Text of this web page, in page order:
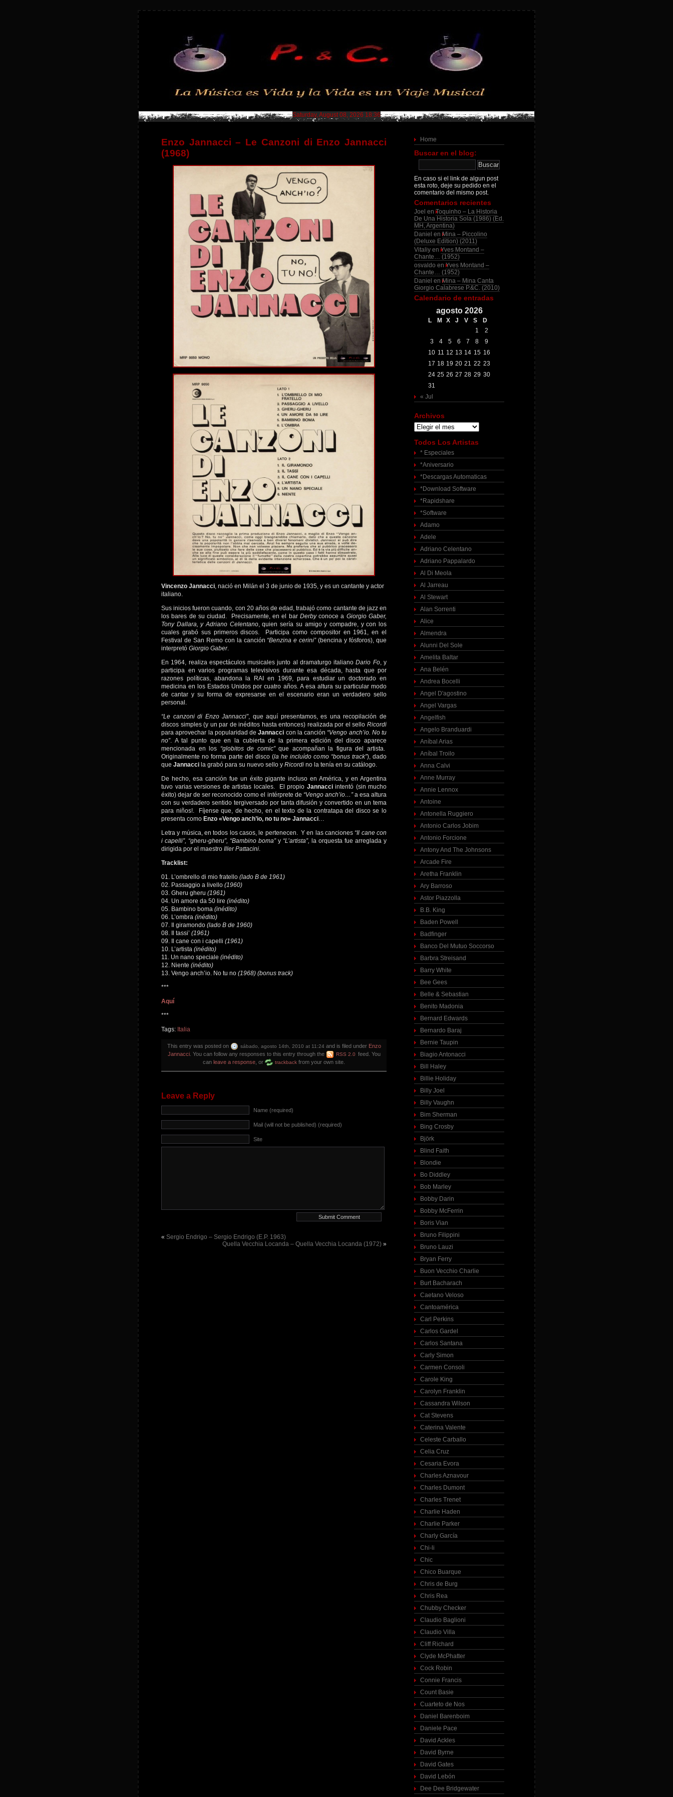
Saturday, August 08, 2026 18:36
Enzo Jannacci – Le Canzoni di Enzo Jannacci
(1968)
Vincenzo Jannacci, nació en Milán el 3 de junio de 1935, y es un cantante y actor
italiano.
Sus inicios fueron cuando, con 20 años de edad, trabajó como cantante de jazz en
los bares de su ciudad. Precisamente, en el bar Derbyconoce a Giorgio Gaber,
Tony Dallara, y Adriano Celentano, quien sería su amigo y compadre, y con los
cuales grabó sus primeros discos. Participa como compositor en 1961, en el
Festival de San Remo con la canción “Benzina e cerini”(bencina y fósforos), que
interpretó Giorgio Gaber.
En 1964, realiza espectáculos musicales junto al dramaturgo italianoDario Fo, y
participa en varios programas televisivos durante esa década, hasta que por
razones políticas, abandona la RAI en 1969, para estudiar un doctorado en
medicina en los Estados Unidos por cuatro años. A esa altura su particular modo
de cantar y su forma de expresarse en el escenario eran un verdadero sello
personal.
“Le canzoni di Enzo Jannacci”, que aquí presentamos, es una recopilación de
discos simples (y un par de inéditos hasta entonces) realizada por el sello Ricordi
para aprovechar la popularidad deJannacci con la canción “Vengo anch’io. No tu
no”. A tal punto que en la cubierta de la primera edición del disco aparece
mencionada en los “globitos de comic”que acompañan la figura del artista.
Originalmente no forma parte del disco (la he incluído como “bonus track”), dado
que Jannacci la grabó para su nuevo sello y Ricordi no la tenía en su catálogo.
De hecho, esa canción fue un éxito gigante incluso en América, y en Argentina
tuvo varias versiones de artistas locales. El propio Jannacciintentó (sin mucho
éxito) dejar de ser reconocido como el intérprete de “Vengo anch’io…”a esa altura
con su verdadero sentido tergiversado por tanta difusión y convertido en un tema
para niños!. Fíjense que, de hecho, en el texto de la contratapa del disco se lo
presenta como Enzo «Vengo anch’io, no tu no» Jannacci…
Letra y música, en todos los casos, le pertenecen. Y en las canciones “Il cane con
i capelli”, “gheru-gheru”, “Bambino boma”y “L’artista”, la orquesta fue arreglada y
dirigida por el maestro Iller Pattacini.
Tracklist:
01. L’ombrello di mio fratello (lado B de 1961)
02. Passaggio a livello (1960)
03. Gheru gheru (1961)
04. Un amore da 50 lire (inédito)
05. Bambino boma (inédito)
06. L’ombra (inédito)
07. Il giramondo (lado B de 1960)
08. Il tassi’ (1961)
09. Il cane con i capelli (1961)
10. L’artista (inédito)
11. Un nano speciale (inédito)
12. Niente (inédito)
13. Vengo anch’io. No tu no (1968) (bonus track)
***
Aquí
***
Tags: Italia
This entry was posted on sábado, agosto 14th, 2010 at 11:24 and is filed under Enzo
Jannacci. You can follow any responses to this entry through the RSS 2.0 feed. You
can leave a response , or trackback from your own site.
Leave a Reply
Name (required)
Mail (will not be published) (required)
Site
« Sergio Endrigo – Sergio Endrigo (E.P. 1963)
Quella Vecchia Locanda – Quella Vecchia Locanda (1972) »
Home
Buscar en el blog:
En caso si el link de algun post
esta roto, deje su pedido en el
comentario del mismo post.
Comentarios recientes
Joel en Toquinho – La Historia
De Una Historia Sola (1986) (Ed.
MH, Argentina)
Daniel en Mina – Piccolino
(Deluxe Edition) (2011)
Vitaliy en Yves Montand –
Chante… (1952)
osvaldo en Yves Montand –
Chante… (1952)
Daniel en Mina – Mina Canta
Giorgio Calabrese P.&C. (2010)
Calendario de entradas
agosto 2026
L M X J V S
D
1
2
3
4 5 6 7 8
9
10 11 12 13 14 15 16
17 18 19 20 21 22 23
24 25 26 27 28 29 30
31
« Jul
Archivos
Archivos
Todos Los Artistas
* Especiales
*Aniversario
*Descargas Automaticas
*Download Software
*Rapidshare
*Software
Adamo
Adele
Adriano Celentano
Adriano Pappalardo
Al Di Meola
Al Jarreau
Al Stewart
Alan Sorrenti
Alice
Almendra
Alunni Del Sole
Amelita Baltar
Ana Belén
Andrea Bocelli
Angel D'agostino
Angel Vargas
Angelfish
Angelo Branduardi
Aníbal Arias
Aníbal Troilo
Anna Calvi
Anne Murray
Annie Lennox
Antoine
Antonella Ruggiero
Antonio Carlos Jobim
Antonio Forcione
Antony And The Johnsons
Arcade Fire
Aretha Franklin
Ary Barroso
Astor Piazzolla
B.B. King
Baden Powell
Badfinger
Banco Del Mutuo Soccorso
Barbra Streisand
Barry White
Bee Gees
Belle & Sebastian
Benito Madonia
Bernard Edwards
Bernardo Baraj
Bernie Taupin
Biagio Antonacci
Bill Haley
Billie Holiday
Billy Joel
Billy Vaughn
Bim Sherman
Bing Crosby
Björk
Blind Faith
Blondie
Bo Diddley
Bob Marley
Bobby Darin
Bobby McFerrin
Boris Vian
Bruno Filippini
Bruno Lauzi
Bryan Ferry
Buon Vecchio Charlie
Burt Bacharach
Caetano Veloso
Cantoamérica
Carl Perkins
Carlos Gardel
Carlos Santana
Carly Simon
Carmen Consoli
Carole King
Carolyn Franklin
Cassandra Wilson
Cat Stevens
Caterina Valente
Celeste Carballo
Celia Cruz
Cesaria Evora
Charles Aznavour
Charles Dumont
Charles Trenet
Charlie Haden
Charlie Parker
Charly García
Chi-li
Chic
Chico Buarque
Chris de Burg
Chris Rea
Chubby Checker
Claudio Baglioni
Claudio Villa
Cliff Richard
Clyde McPhatter
Cock Robin
Connie Francis
Count Basie
Cuarteto de Nos
Daniel Barenboim
Daniele Pace
David Ackles
David Byrne
David Gates
David Lebón
Dee Dee Bridgewater